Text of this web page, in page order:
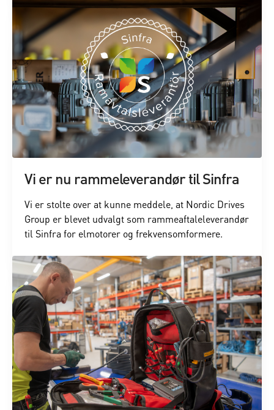
Vi er nu rammeleverandør til Sinfra
Vi er stolte over at kunne meddele, at Nordic Drives
Group er blevet udvalgt som rammeaftaleleverandør
til Sinfra for elmotorer og frekvensomformere.